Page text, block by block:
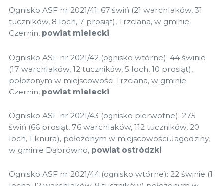
Ognisko ASF nr 2021/41: 67 świń (21 warchlaków, 31
tuczników, 8 loch, 7 prosiąt), Trzciana, w gminie
Czernin, powiat mielecki
Ognisko ASF nr 2021/42 (ognisko wtórne): 44 świnie
(17 warchlaków, 12 tuczników, 5 loch, 10 prosiąt),
położonym w miejscowości Trzciana, w gminie
Czernin, powiat mielecki
Ognisko ASF nr 2021/43 (ognisko pierwotne): 275
świń (66 prosiąt, 76 warchlaków, 112 tuczników, 20
loch, 1 knura), położonym w miejscowości Jagodziny,
w gminie Dąbrówno, powiat ostródzki
Ognisko ASF nr 2021/44 (ognisko wtórne): 22 świnie (1